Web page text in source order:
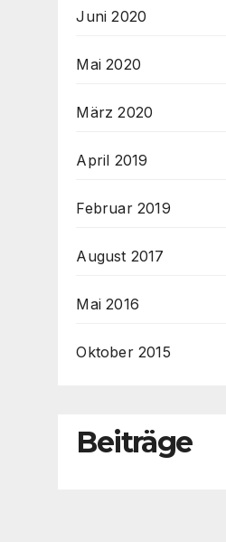
Juni 2020
Mai 2020
März 2020
April 2019
Februar 2019
August 2017
Mai 2016
Oktober 2015
Beiträge